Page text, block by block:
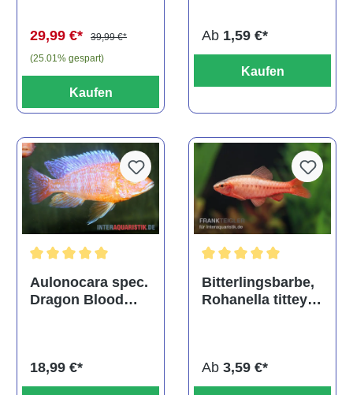
29,99 €*
39,99 €*
(25.01% gespart)
Kaufen
Ab 1,59 €*
Kaufen
Aulonocara spec.
Dragon Blood
18,99 €*
Bitterlingsbarbe,
Rohanella titteya,
Ab 3,59 €*